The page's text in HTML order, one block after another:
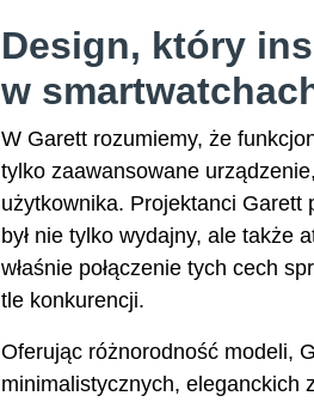
Design, który
w
W Garett rozumiemy, że
tylko zaawansowane
użytkownika. Projektanci Garett
był nie tylko wydajny, ale także
właśnie połączenie tych cech
tle konkurencji.
Oferując różnorodność modeli,
minimalistycznych, eleganckich